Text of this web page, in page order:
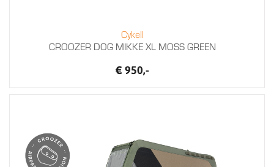
Cykell
CROOZER DOG MIKKE XL MOSS GREEN
€ 950,-